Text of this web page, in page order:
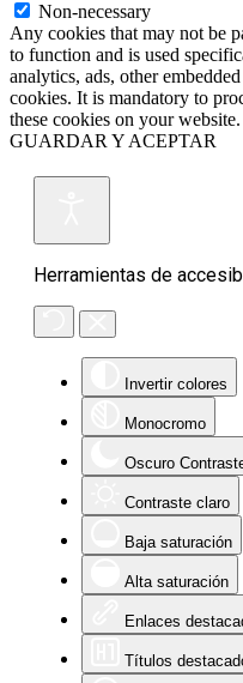
Non-necessary
Any cookies that may not be
to function and is used
analytics, ads, other
cookies. It is mandatory to
these cookies on your website.
GUARDAR Y ACEPTAR
Herramientas de
Invertir colores
Monocromo
Oscuro
Contraste claro
Baja saturación
Alta saturación
Enlaces
Títulos